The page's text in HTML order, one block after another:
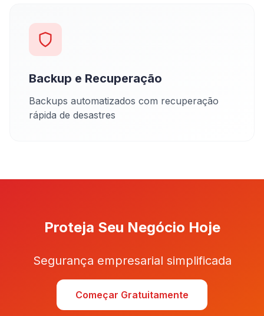
Backup e Recuperação
Backups automatizados com recuperação
rápida de desastres
Proteja Seu Negócio Hoje
Segurança empresarial simplificada
Começar Gratuitamente